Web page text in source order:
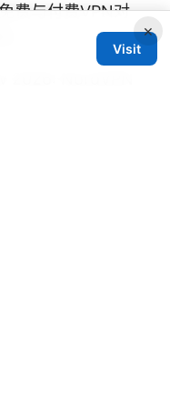
费与付费VPN对
NordVPN
×
Visit